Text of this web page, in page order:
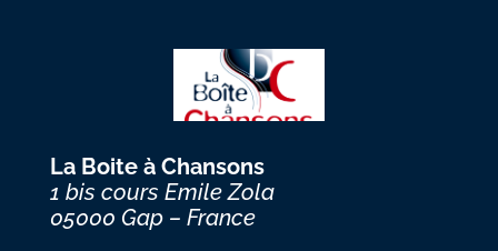
La Boite à Chansons
1 bis cours Emile Zola
05000 Gap – France